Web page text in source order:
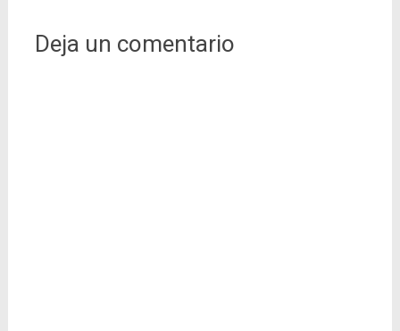
Deja un comentario